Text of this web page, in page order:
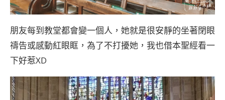
朋友每到教堂都會變一個人，她就是很安靜的坐著閉眼
禱告或感動紅眼眶，為了不打擾她，我也借本聖經看一
下好惹XD